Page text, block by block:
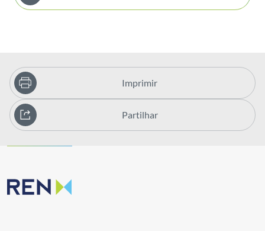
Imprimir
Partilhar